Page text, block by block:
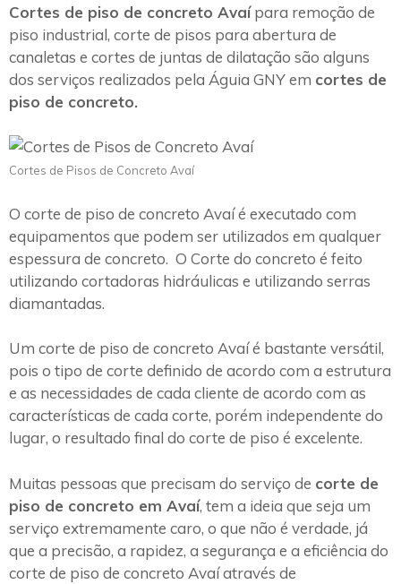
Cortes de piso de concreto Avaípara remoção de
piso industrial, corte de pisos para abertura de
canaletas e cortes de juntas de dilatação são alguns
dos serviços realizados pela Águia GNY em cortes de
piso de concreto.
Cortes de Pisos de Concreto Avaí
O corte de piso de concreto Avaí é executado com
equipamentos que podem ser utilizados em qualquer
espessura de concreto. O Corte do concreto é feito
utilizando cortadoras hidráulicas e utilizando serras
diamantadas.
Um corte de piso de concreto Avaí é bastante versátil,
pois o tipo de corte definido de acordo com a estrutura
e as necessidades de cada cliente de acordo com as
características de cada corte, porém independente do
lugar, o resultado final do corte de piso é excelente.
Muitas pessoas que precisam do serviço de corte de
piso de concreto em Avaí, tem a ideia que seja um
serviço extremamente caro, o que não é verdade, já
que a precisão, a rapidez, a segurança e a eficiência do
corte de piso de concreto Avaí através de